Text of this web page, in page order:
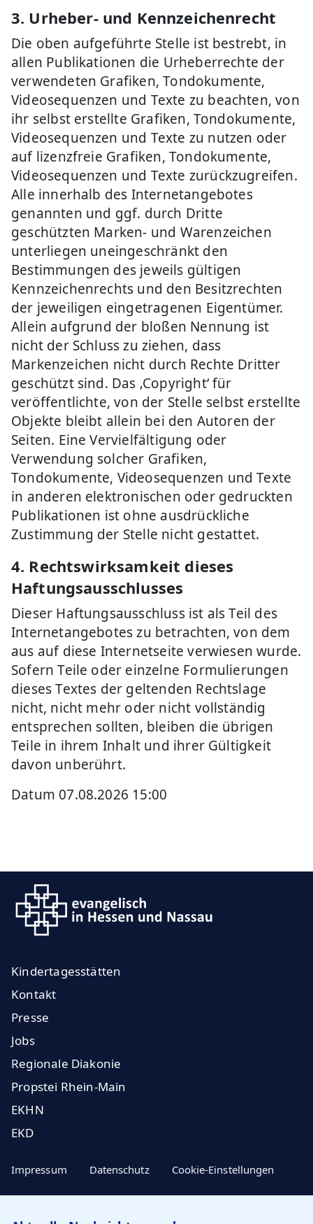
3. Urheber- und Kennzeichenrecht
Die oben aufgeführte Stelle ist bestrebt, in
allen Publikationen die Urheberrechte der
verwendeten Grafiken, Tondokumente,
Videosequenzen und Texte zu beachten, von
ihr selbst erstellte Grafiken, Tondokumente,
Videosequenzen und Texte zu nutzen oder
auf lizenzfreie Grafiken, Tondokumente,
Videosequenzen und Texte zurückzugreifen.
Alle innerhalb des Internetangebotes
genannten und ggf. durch Dritte
geschützten Marken- und Warenzeichen
unterliegen uneingeschränkt den
Bestimmungen des jeweils gültigen
Kennzeichenrechts und den Besitzrechten
der jeweiligen eingetragenen Eigentümer.
Allein aufgrund der bloßen Nennung ist
nicht der Schluss zu ziehen, dass
Markenzeichen nicht durch Rechte Dritter
geschützt sind. Das ‚Copyright‘ für
veröffentlichte, von der Stelle selbst erstellte
Objekte bleibt allein bei den Autoren der
Seiten. Eine Vervielfältigung oder
Verwendung solcher Grafiken,
Tondokumente, Videosequenzen und Texte
in anderen elektronischen oder gedruckten
Publikationen ist ohne ausdrückliche
Zustimmung der Stelle nicht gestattet.
4. Rechtswirksamkeit dieses
Haftungsausschlusses
Dieser Haftungsausschluss ist als Teil des
Internetangebotes zu betrachten, von dem
aus auf diese Internetseite verwiesen wurde.
Sofern Teile oder einzelne Formulierungen
dieses Textes der geltenden Rechtslage
nicht, nicht mehr oder nicht vollständig
entsprechen sollten, bleiben die übrigen
Teile in ihrem Inhalt und ihrer Gültigkeit
davon unberührt.
Datum 07.08.2026 15:00
Kindertagesstätten
Kontakt
Presse
Jobs
Regionale Diakonie
Propstei Rhein-Main
EKHN
EKD
Impressum Datenschutz Cookie-Einstellungen